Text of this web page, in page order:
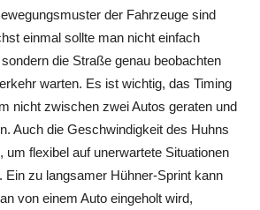
der Fahrzeuge sind
einmal sollte man nicht einfach
die Straße genau beobachten
warten. Es ist wichtig, das Timing
nicht zwischen zwei Autos geraten und
Auch die Geschwindigkeit des Huhns
um flexibel auf unerwartete Situationen
Ein zu langsamer Hühner-Sprint kann
von einem Auto eingeholt wird,